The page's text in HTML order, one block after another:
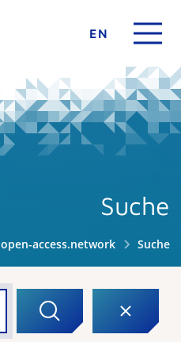
EN
Suche
open-access.network Suche